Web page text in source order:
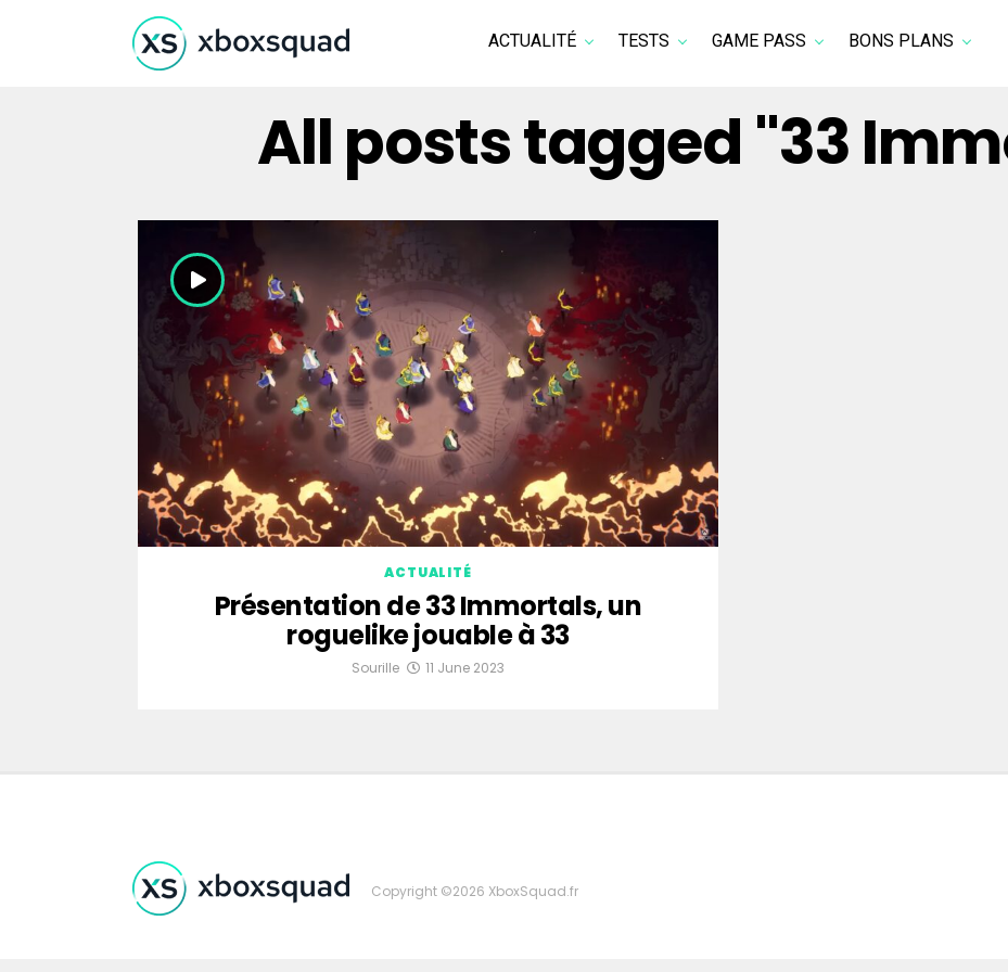
ACTUALITÉ TESTS GAME PASS BONS PLANS
All posts tagged "33
ACTUALITÉ
Présentation de 33 Immortals, un
roguelike jouable à 33
Sourille 11 June 2023
Copyright ©2026 XboxSquad.fr